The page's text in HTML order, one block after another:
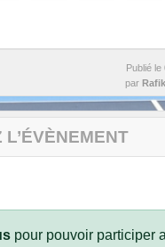
Publié le
par
pour pouvoir participer